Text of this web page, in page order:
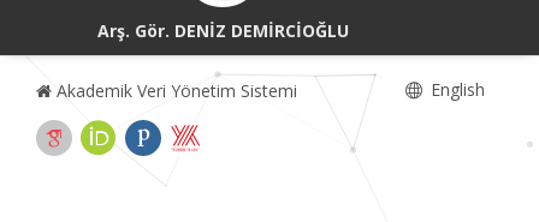
Arş. Gör. DENİZ DEMİRCİOĞLU
Akademik Veri Yönetim Sistemi English